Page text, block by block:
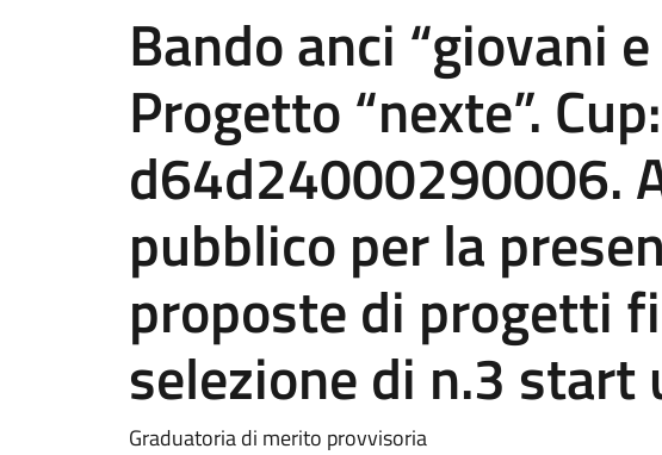
Bando anci “giovani
Progetto “nexte”. Cup:
d64d24000290006.
pubblico per la
proposte di progetti
selezione di n.3 start
Graduatoria di merito provvisoria